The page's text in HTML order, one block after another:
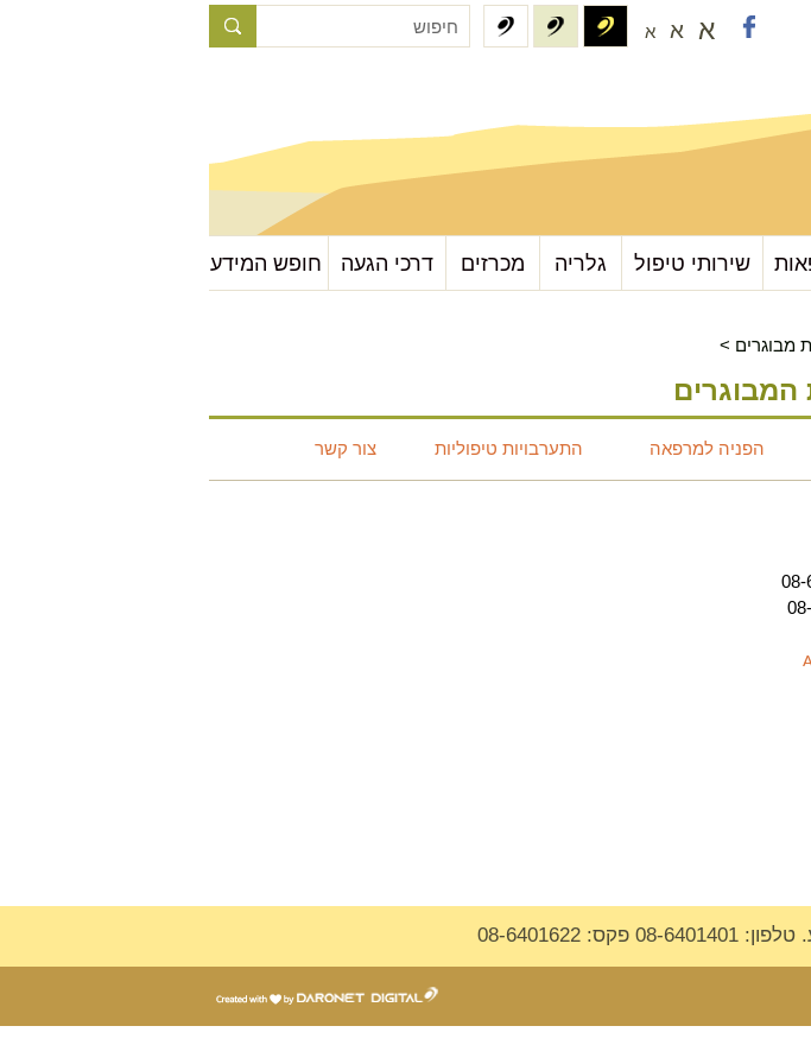
עבור לבר עליון
עבור לבר צדדי
עבור לבר מדורים צדדי
עבור לבר תחתון
א א א
שירותי טיפול גלריה מכרזים דרכי הגעה חופש המידע
מבוגרים >
הפניה למרפאה התערבויות טיפוליות צור קשר
דיגיטל